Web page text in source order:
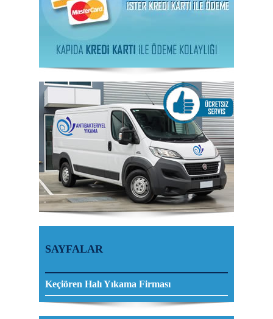
SAYFALAR
Keçiören Halı Yıkama Firması